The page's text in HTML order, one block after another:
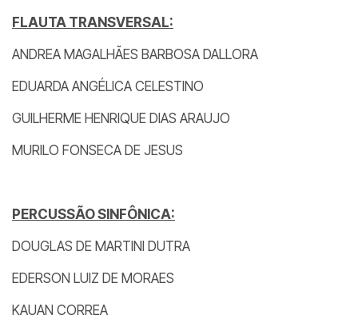
FLAUTA TRANSVERSAL:
ANDREA MAGALHÃES BARBOSA DALLORA
EDUARDA ANGÉLICA CELESTINO
GUILHERME HENRIQUE DIAS ARAUJO
MURILO FONSECA DE JESUS
PERCUSSÃO SINFÔNICA:
DOUGLAS DE MARTINI DUTRA
EDERSON LUIZ DE MORAES
KAUAN CORREA